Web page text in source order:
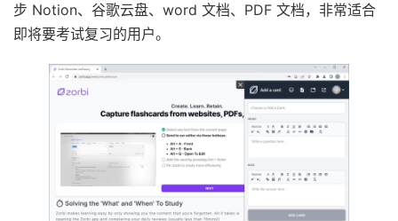
步 Notion、谷歌云盘、word 文档、PDF 文档，非常适合
即将要考试复习的用户。